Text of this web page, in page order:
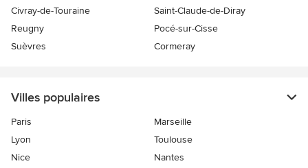
Civray-de-Touraine
Saint-Claude-de-Diray
Reugny
Pocé-sur-Cisse
Suèvres
Cormeray
Villes populaires
Paris
Marseille
Lyon
Toulouse
Nice
Nantes